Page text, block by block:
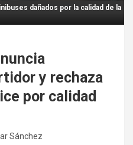
dañados por la calidad de la
y rechaza
por calidad
Sánchez